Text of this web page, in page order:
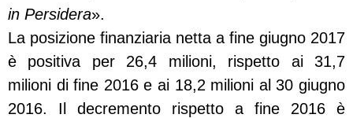
in Persidera».
La posizione finanziaria netta a fine giugno 2017
è positiva per 26,4 milioni, rispetto ai 31,7
milioni di fine 2016 e ai 18,2 milioni al 30 giugno
2016. Il decremento rispetto a fine 2016 è